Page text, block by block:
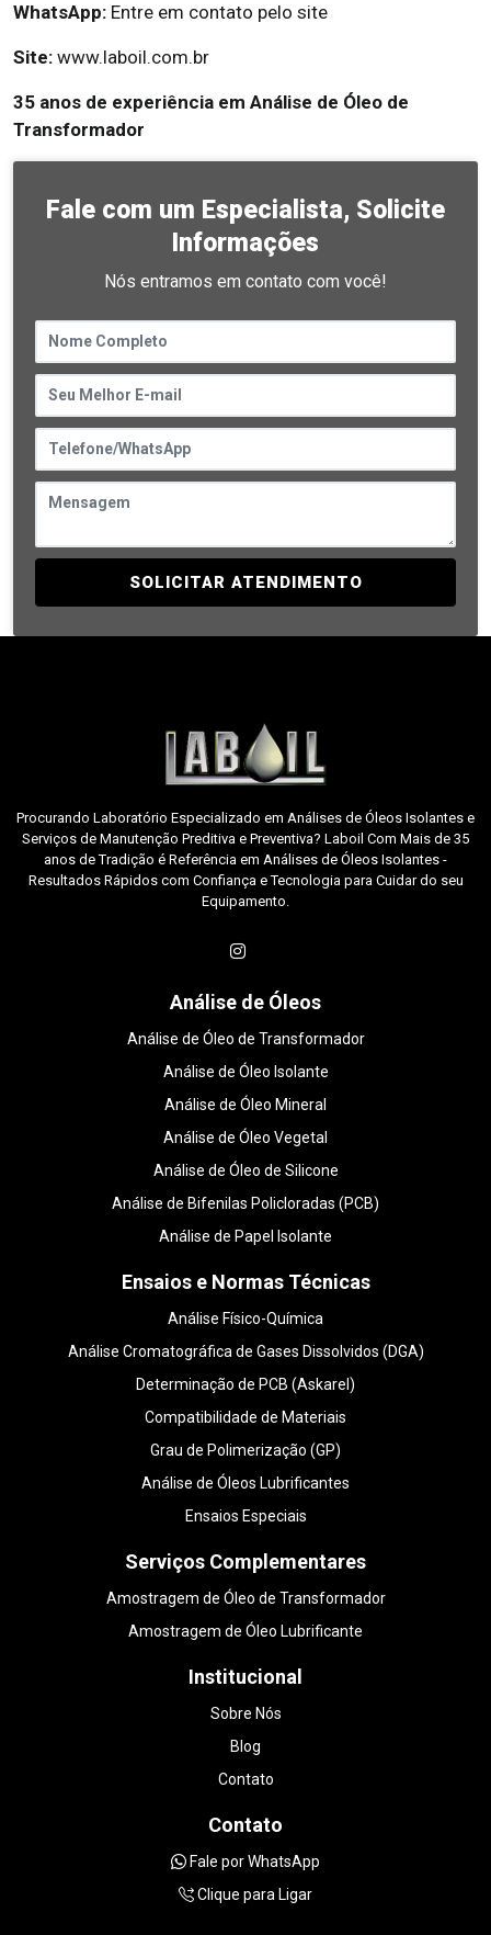
WhatsApp: Entre em contato pelo site
Site: www.laboil.com.br
35 anos de experiência em Análise de Óleo de
Transformador
Fale com um Especialista, Solicite
Informações
Nós entramos em contato com você!
SOLICITAR ATENDIMENTO
Procurando Laboratório Especializado em Análises de Óleos Isolantes e
Serviços de Manutenção Preditiva e Preventiva? Laboil Com Mais de 35
anos de Tradição é Referência em Análises de Óleos Isolantes -
Resultados Rápidos com Confiança e Tecnologia para Cuidar do seu
Equipamento.
Análise de Óleos
Análise de Óleo de Transformador
Análise de Óleo Isolante
Análise de Óleo Mineral
Análise de Óleo Vegetal
Análise de Óleo de Silicone
Análise de Bifenilas Policloradas (PCB)
Análise de Papel Isolante
Ensaios e Normas Técnicas
Análise Físico-Química
Análise Cromatográfica de Gases Dissolvidos (DGA)
Determinação de PCB (Askarel)
Compatibilidade de Materiais
Grau de Polimerização (GP)
Análise de Óleos Lubrificantes
Ensaios Especiais
Serviços Complementares
Amostragem de Óleo de Transformador
Amostragem de Óleo Lubrificante
Institucional
Sobre Nós
Blog
Contato
Contato
Fale por WhatsApp
Clique para Ligar